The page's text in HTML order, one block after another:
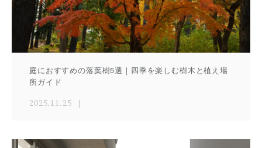
庭におすすめの落葉樹5選｜四季を楽しむ樹木と植え場
所ガイド
2025.11.25